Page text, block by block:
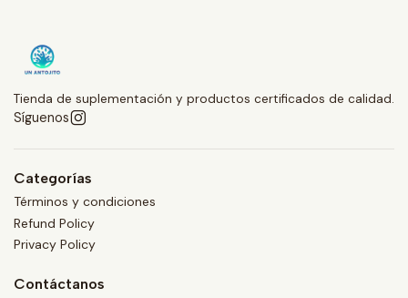
Tienda de suplementación y productos certificados de calidad.
Síguenos
Categorías
Términos y condiciones
Refund Policy
Privacy Policy
Contáctanos